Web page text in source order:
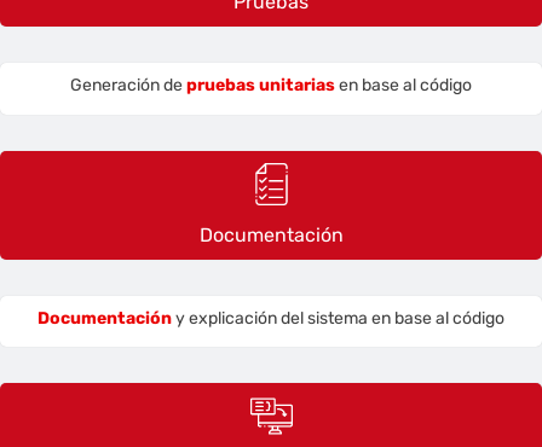
Generación depruebas unitariasen base al código
Documentación
Documentacióny explicación del sistema en base al código